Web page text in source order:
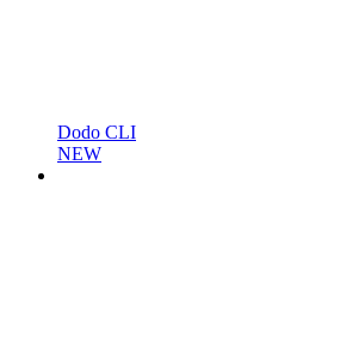
Dodo CLI
NEW